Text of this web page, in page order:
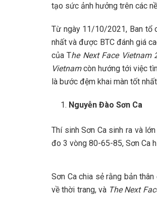
tạo sức ảnh hưởng trên các
Từ ngày 11/10/2021, Ban tổ
nhất và được BTC đánh giá
của The Next Face Vietnam
Vietnamcòn hướng tới việc
là bước đệm khai màn tốt
Nguyễn Đào Sơn Ca
Thí sinh Sơn Ca sinh ra và
đo 3 vòng 80-65-85, Sơn Ca
Sơn Ca chia sẻ rằng bản
về thời trang, và The Next